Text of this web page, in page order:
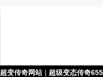
超变传奇网站 | 超级变态传奇